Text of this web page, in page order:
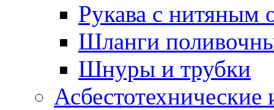
Рукава с нитяным
Шланги
Шнуры и трубки
Асбестотехнические